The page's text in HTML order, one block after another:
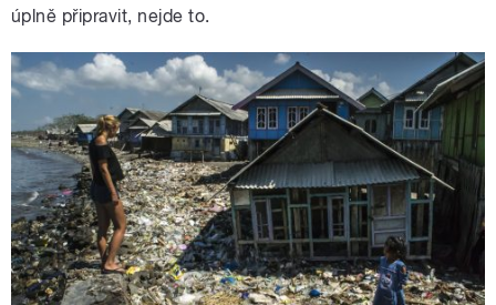
úplně připravit, nejde to.